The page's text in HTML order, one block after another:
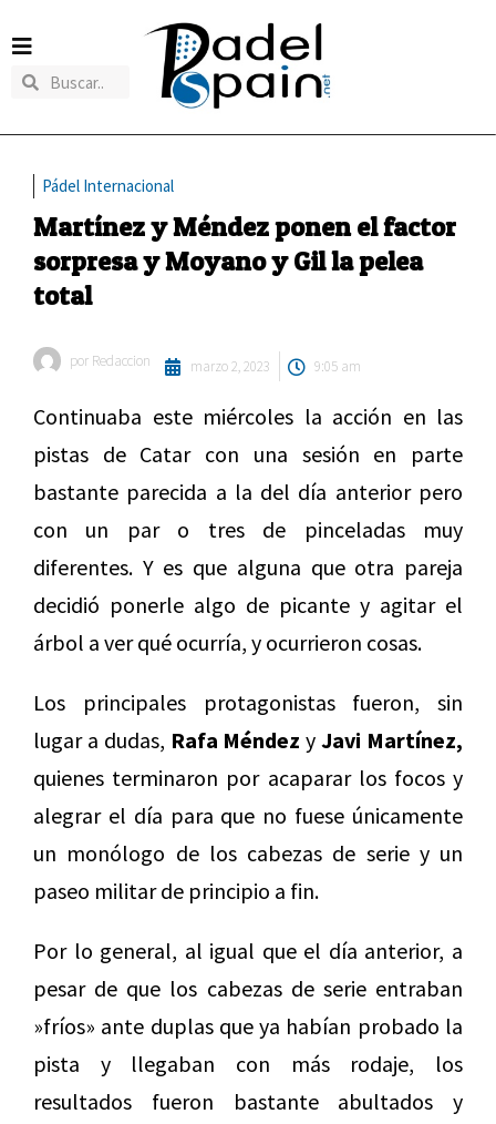
Pádel Internacional
Martínez y Méndez ponen el factor
sorpresa y Moyano y Gil la pelea
total
por Redaccion marzo 2, 2023 9:05 am
Continuaba este miércoles la acción en las
pistas de Catar con una sesión en parte
bastante parecida a la del día anterior pero
con un par o tres de pinceladas muy
diferentes. Y es que alguna que otra pareja
decidió ponerle algo de picante y agitar el
árbol a ver qué ocurría, y ocurrieron cosas.
Los principales protagonistas fueron, sin
lugar a dudas, Rafa Méndez yJavi Martínez,
quienes terminaron por acaparar los focos y
alegrar el día para que no fuese únicamente
un monólogo de los cabezas de serie y un
paseo militar de principio a fin.
Por lo general, al igual que el día anterior, a
pesar de que los cabezas de serie entraban
»fríos» ante duplas que ya habían probado la
pista y llegaban con más rodaje, los
resultados fueron bastante abultados y